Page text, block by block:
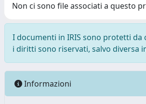
Non ci sono file associati a questo
I documenti in IRIS sono protetti
i diritti sono riservati, salvo diversa
Informazioni